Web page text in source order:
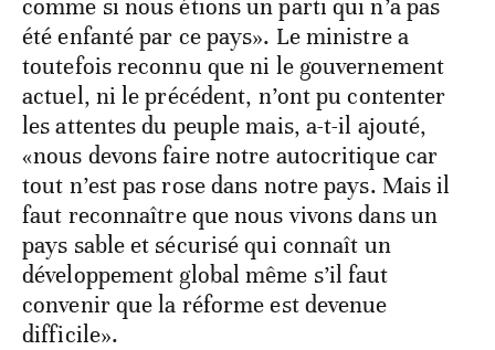
comme si nous étions un parti qui n’a pas
été enfanté par ce pays». Le ministre a
toutefois reconnu que ni le gouvernement
actuel, ni le précédent, n’ont pu contenter
les attentes du peuple mais, a-t-il ajouté,
«nous devons faire notre autocritique car
tout n’est pas rose dans notre pays. Mais il
faut reconnaître que nous vivons dans un
pays sable et sécurisé qui connaît un
développement global même s’il faut
convenir que la réforme est devenue
difficile».